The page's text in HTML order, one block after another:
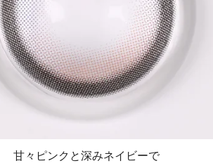
甘々ピンクと深みネイビーで